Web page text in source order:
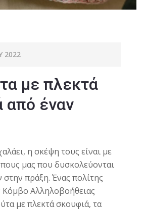
2022
με πλεκτά
από έναν
η σκέψη τους είναι με
μας που δυσκολεύονται
στην πράξη. Ένας πολίτης
Αλληλοβοήθειας
με πλεκτά σκουφιά, τα